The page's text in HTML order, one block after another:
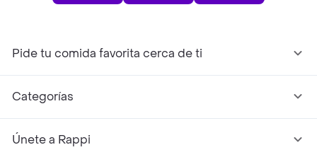
Pide tu comida favorita cerca de ti
Categorías
Únete a Rappi